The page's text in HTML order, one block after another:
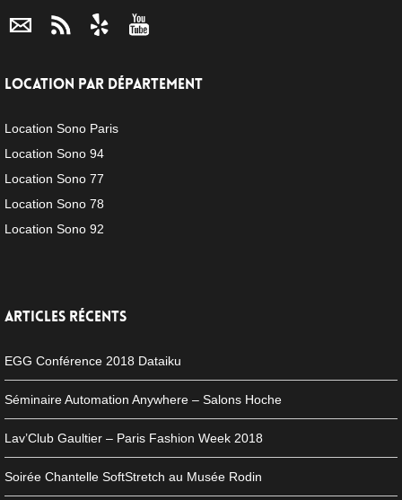
LOCATION PAR DÉPARTEMENT
Location Sono Paris
Location Sono 94
Location Sono 77
Location Sono 78
Location Sono 92
ARTICLES RÉCENTS
EGG Conférence 2018 Dataiku
Séminaire Automation Anywhere – Salons Hoche
Lav’Club Gaultier – Paris Fashion Week 2018
Soirée Chantelle SoftStretch au Musée Rodin